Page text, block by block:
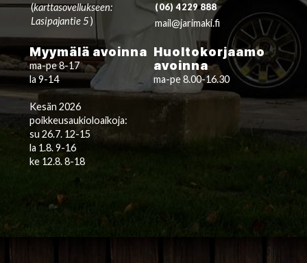
(karttasovellukseen:
Lasipajantie 5)
(06) 4229 888
mail@jarimaki.fi
Myymälä avoinna
ma-pe 8-17
la 9-14
Kesän 2026
poikkeusaukioloaikoja:
su 26.7. 12-15
la 1.8. 9-16
ke 12.8. 8-18
Huoltokorjaamo
avoinna
ma-pe 8.00-16.30